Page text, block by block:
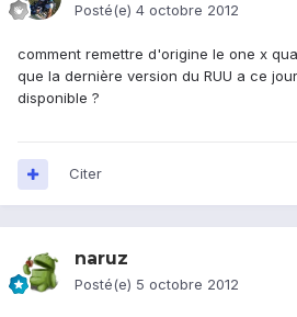
Posté(e) 4 octobre 2012
comment remettre d'origine le one x
que la dernière version du RUU a ce
disponible ?
Citer
naruz
Posté(e) 5 octobre 2012